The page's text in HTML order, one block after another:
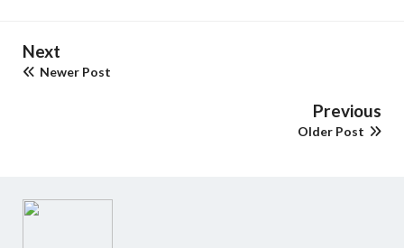
Next
Newer Post
Previous
Older Post